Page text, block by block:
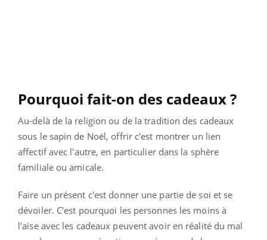
Pourquoi fait-on des cadeaux ?
Au-delà de la religion ou de la tradition des cadeaux
sous le sapin de Noël, offrir c'est montrer un lien
affectif avec l'autre, en particulier dans la sphère
familiale ou amicale.
Faire un présent c'est donner une partie de soi et se
dévoiler. C'est pourquoi les personnes les moins à
l'aise avec les cadeaux peuvent avoir en réalité du mal